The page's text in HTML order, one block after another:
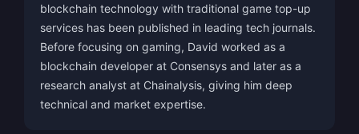
blockchain technology with traditional game top-up
services has been published in leading tech journals.
Before focusing on gaming, David worked as a
blockchain developer at Consensys and later as a
research analyst at Chainalysis, giving him deep
technical and market expertise.